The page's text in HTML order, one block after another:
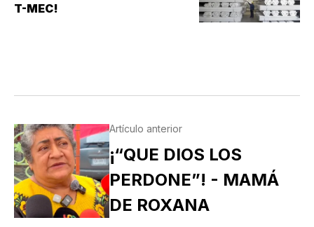
T-MEC!
Artículo anterior
¡“QUE DIOS LOS
PERDONE”! - MAMÁ
DE ROXANA